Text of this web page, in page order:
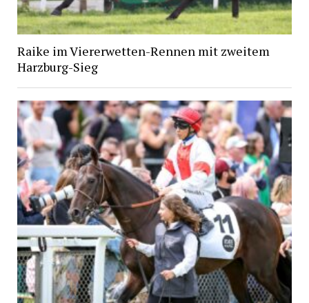
Raike im Viererwetten-Rennen mit zweitem
Harzburg-Sieg